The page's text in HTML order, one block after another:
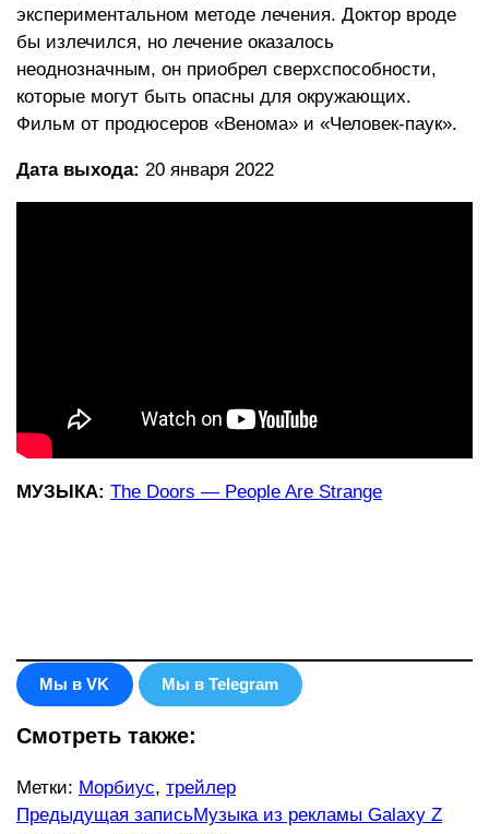
экспериментальном методе лечения. Доктор вроде
бы излечился, но лечение оказалось
неоднозначным, он приобрел сверхспособности,
которые могут быть опасны для окружающих.
Фильм от продюсеров «Венома» и «Человек-паук».
Дата выхода: 20 января 2022
МУЗЫКА: The Doors — People Are Strange
Мы в VK Мы в Telegram
Смотреть также:
Метки: Морбиус, трейлер
Еще
Предыдущая записьМузыка из рекламы Galaxy Z